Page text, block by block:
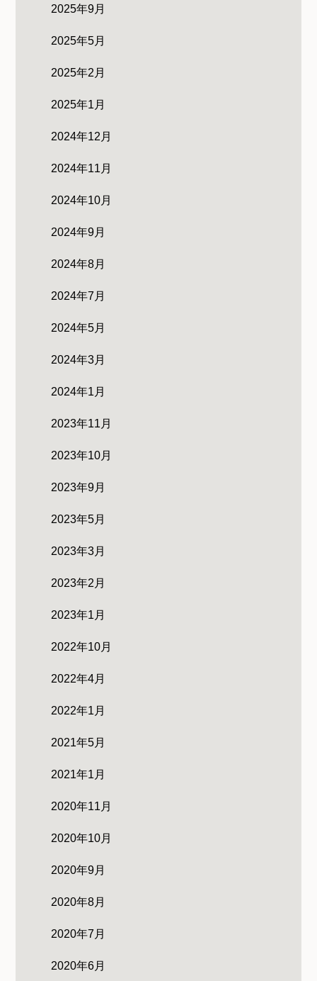
2025年9月
2025年5月
2025年2月
2025年1月
2024年12月
2024年11月
2024年10月
2024年9月
2024年8月
2024年7月
2024年5月
2024年3月
2024年1月
2023年11月
2023年10月
2023年9月
2023年5月
2023年3月
2023年2月
2023年1月
2022年10月
2022年4月
2022年1月
2021年5月
2021年1月
2020年11月
2020年10月
2020年9月
2020年8月
2020年7月
2020年6月